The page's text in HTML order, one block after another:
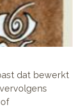
dat bewerkt